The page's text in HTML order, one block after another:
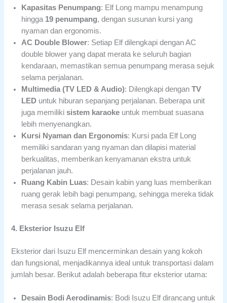
Kapasitas Penumpang: Elf Long mampu menampung
hingga 19 penumpang, dengan susunan kursi yang
nyaman dan ergonomis.
AC Double Blower: Setiap Elf dilengkapi dengan AC
double blower yang dapat merata ke seluruh bagian
kendaraan, memastikan semua penumpang merasa sejuk
selama perjalanan.
Multimedia (TV LED & Audio): Dilengkapi denganTV
LED untuk hiburan sepanjang perjalanan. Beberapa unit
juga memilikisistem karaoke untuk membuat suasana
lebih menyenangkan.
Kursi Nyaman dan Ergonomis: Kursi pada Elf Long
memiliki sandaran yang nyaman dan dilapisi material
berkualitas, memberikan kenyamanan ekstra untuk
perjalanan jauh.
Ruang Kabin Luas: Desain kabin yang luas memberikan
ruang gerak lebih bagi penumpang, sehingga mereka tidak
merasa sesak selama perjalanan.
4. Eksterior Isuzu Elf
Eksterior dari Isuzu Elf mencerminkan desain yang kokoh
dan fungsional, menjadikannya ideal untuk transportasi dalam
jumlah besar. Berikut adalah beberapa fitur eksterior utama:
Desain Bodi Aerodinamis: Bodi Isuzu Elf dirancang untuk